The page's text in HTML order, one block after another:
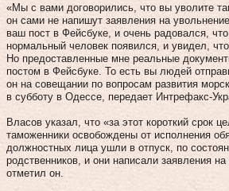
«Мы с вами договорились, что вы уволите
он сами не напишут заявления на
ваш пост в Фейсбуке, и очень радовался,
нормальный человек появился, и увидел,
Но предоставленные мне реальные
постом в Фейсбуке. То есть вы людей
он на совещании по вопросам развития
в субботу в Одессе, передает Интрефакс-
Власов указал, что «за этот короткий срок
таможенники освобождены от исполнения
должностных лица ушли в отпуск, по
родственников, и они написали заявления
отметил он.